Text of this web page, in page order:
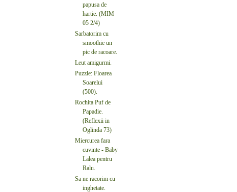
papusa de
hartie. (MIM
05 2/4)
Sarbatorim cu
smoothie un
pic de racoare.
Leut amigurmi.
Puzzle: Floarea
Soarelui
(500).
Rochita Puf de
Papadie.
(Reflexii in
Oglinda 73)
Miercurea fara
cuvinte - Baby
Lalea pentru
Ralu.
Sa ne racorim cu
inghetate.